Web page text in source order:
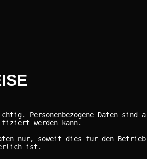
Personenbezogene Daten
werden kann.
nur, soweit dies für den
ist.